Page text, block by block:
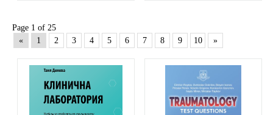
Page 1 of 25
«
1 2 3 4 5 6 7 8 9 10 »